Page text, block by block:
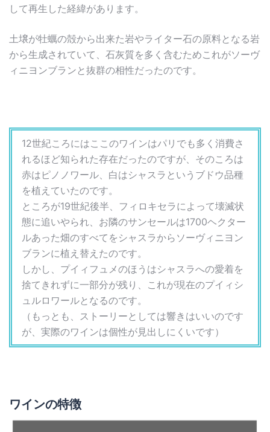
して再生した経緯があります。
土壌が牡蠣の殻から出来た岩やライター石の原料となる岩
から生成されていて、石灰質を多く含むためこれがソーヴ
ィニヨンブランと抜群の相性だったのです。
12世紀ころにはここのワインはパリでも多く消費さ
れるほど知られた存在だったのですが、そのころは
赤はピノノワール、白はシャスラというブドウ品種
を植えていたのです。
ところが19世紀後半、フィロキセラによって壊滅状
態に追いやられ、お隣のサンセールは1700ヘクター
ルあった畑のすべてをシャスラからソーヴィニヨン
ブランに植え替えたのです。
しかし、プイィフュメのほうはシャスラへの愛着を
捨てきれずに一部分が残り、これが現在のプイィシ
ュルロワールとなるのです。
（もっとも、ストーリーとしては響きはいいのです
が、実際のワインは個性が見出しにくいです）
ワインの特徴